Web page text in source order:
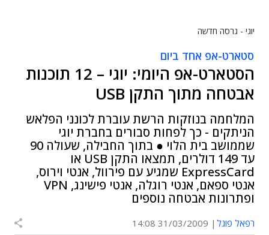
יוגי - גרסה חדשה
סטארט-אפ אחד ביום
הסטארט-אפ היומי: יוגי – 12 תוכנות
אבטחה מתוך התקן USB
המלחמה בנוזקות הרשת עוברת לכונני הפלאש
הניתקים - כך לפחות סבורים בחברת יוגי
שממושב בית הלוי ● בתוך החבילה, שעולה 90
עד 149 דולרים, תמצאו התקן USB או
ExpressCard שמגיע עם פירוול, אנטי וירוס,
אנטי ספאם, אנטי רוגלה, אנטי פישינג, VPN
ופתרונות אבטחה נוספים
רפאל פוגל 31/03/2009 14:08